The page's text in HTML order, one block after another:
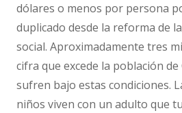
dólares o menos por persona
duplicado desde la reforma de
social. Aproximadamente tres
cifra que excede la población
sufren bajo estas condiciones.
niños viven con un adulto que